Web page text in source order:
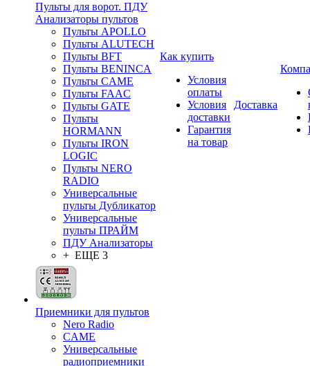
Пульты для ворот. ПДУ
Анализаторы пультов
Пульты APOLLO
Пульты ALUTECH
Пульты BFT
Пульты BENINCA
Пульты CAME
Пульты FAAC
Пульты GATE
Пульты
HORMANN
Пульты IRON
LOGIC
Пульты NERO
RADIO
Универсальные
пульты Дубликатор
Универсальные
пульты ПРАЙМ
ПДУ Анализаторы
+ ЕЩЕ 3
Приемники для пультов
Nero Radio
CAME
Универсальные
радиоприемники
Как купить
Условия
оплаты
Условия
доставки
Гарантия
на товар
Доставка